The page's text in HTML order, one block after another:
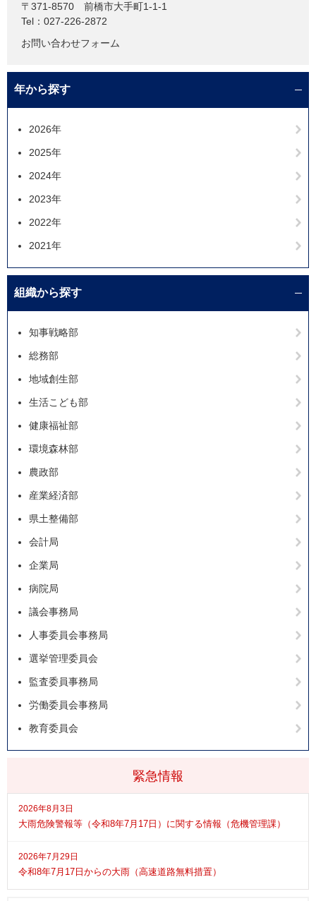
〒371-8570
前橋市大手町1-1-1
Tel：027-226-2872
お問い合わせフォーム
緊急情報
2026年8月3日
大雨危険警報等（令和8年7月17日）に関する情報（危機管理課）
2026年7月29日
令和8年7月17日からの大雨（高速道路無料措置）
年から探す
2026年
2025年
2024年
2023年
2022年
2021年
組織から探す
知事戦略部
総務部
地域創生部
生活こども部
健康福祉部
環境森林部
農政部
産業経済部
県土整備部
会計局
企業局
病院局
議会事務局
人事委員会事務局
選挙管理委員会
監査委員事務局
労働委員会事務局
教育委員会